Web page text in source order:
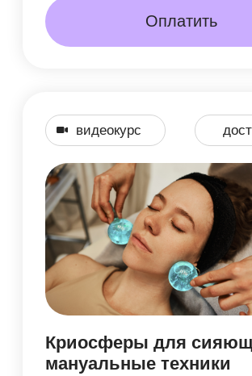
8 000 руб.
4 900 руб.
Натуральный и эффективный
способ ухода за кожей,
направленный на омоложение
Оплатить
видеокурс доступ сразу